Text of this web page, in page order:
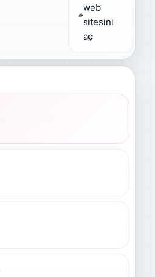
web
sitesini
aç